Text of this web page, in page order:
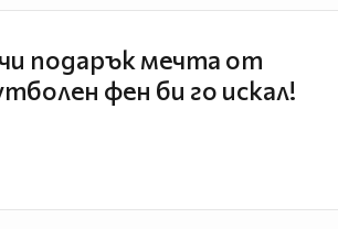
подарък мечта от
фен би го искал!